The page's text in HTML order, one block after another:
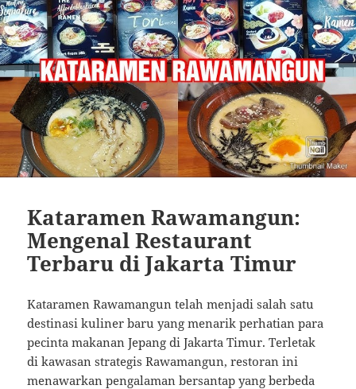
Kataramen Rawamangun:
Mengenal Restaurant
Terbaru di Jakarta Timur
Kataramen Rawamangun telah menjadi salah satu
destinasi kuliner baru yang menarik perhatian para
pecinta makanan Jepang di Jakarta Timur. Terletak
di kawasan strategis Rawamangun, restoran ini
menawarkan pengalaman bersantap yang berbeda